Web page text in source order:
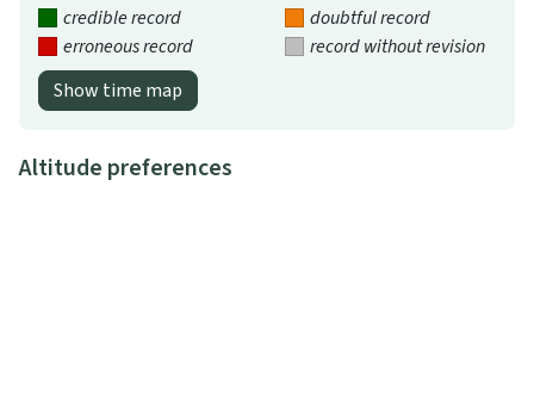
credible record
doubtful record
erroneous record
record without revision
Show time map
Altitude preferences